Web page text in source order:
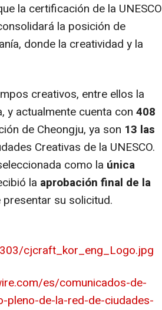
la certificación de la UNESCO
la posición de
donde la creatividad y la
creativos, entre ellos la
y actualmente cuenta con 408
de Cheongju, ya son 13 las
Creativas de la UNESCO.
como la única
la aprobación final de la
su solicitud.
cjcraft_kor_eng_Logo.jpg
es/comunicados-de-
pleno-de-la-red-de-ciudades-